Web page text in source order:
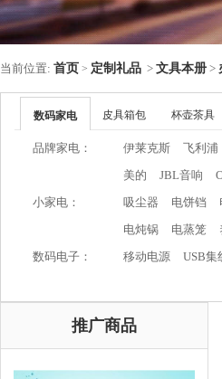
当前位置: 首页 > 定制礼品 > 文具本册 >
数码家电 皮具箱包 杯壶茶具
品牌家电： 伊莱克斯 飞利浦
美的
JBL音响
小家电：
吸尘器 电饼铛
电炖锅
电蒸笼
数码电子：
移动电源 USB集
推广商品